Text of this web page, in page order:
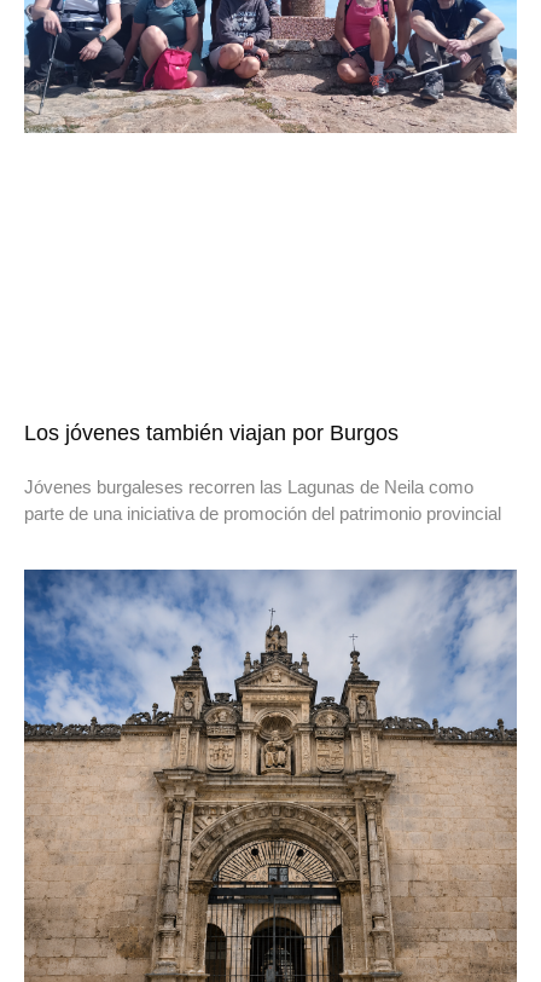
Los jóvenes también viajan por Burgos
Jóvenes burgaleses recorren las Lagunas de Neila como
parte de una iniciativa de promoción del patrimonio provincial